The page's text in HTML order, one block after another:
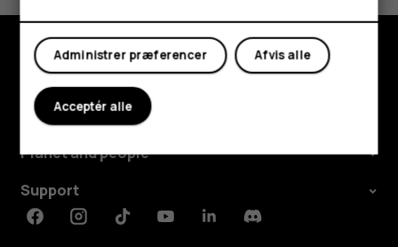
Min konto
Udforsk
Om
Planet and people
Support
FacebookInstagramTiktokYoutubeLinkedinDiscord
Afvis alle
Administrer præferencer
Acceptér alle